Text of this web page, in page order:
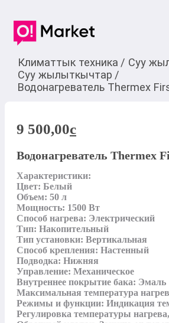
Климаттык техника / Суу
Суу жылыткычтар /
Водонагреватель Thermex
9 500,00c
Водонагреватель Thermex
Характеристики:
Цвет: Белый
Объем: 50 л
Мощность: 1500 Вт
Способ нагрева: Электрический
Тип: Накопительный
Тип установки: Вертикальная
Способ крепления: Настенный
Подводка: Нижняя
Управление: Механическое
Внутреннее покрытие бака: Эмаль
Максимальная температура
Режимы и функции: Индикация
Регулировка температуры